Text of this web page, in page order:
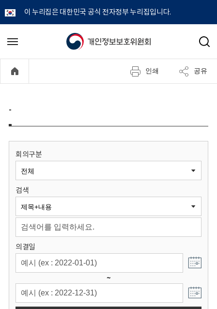
이 누리집은 대한민국 공식 전자정부 누리집입니다.
개
정
보
원
회
메
기
검
인쇄 공유
-
회의구분
검색
의결일
~